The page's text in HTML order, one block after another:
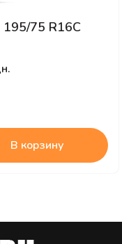
195/75 R16C
В корзину